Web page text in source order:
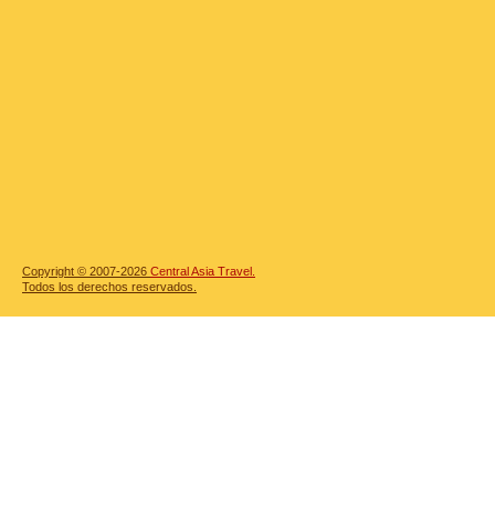
Copyright © 2007-2026 Central Asia Travel.
Todos los derechos reservados.